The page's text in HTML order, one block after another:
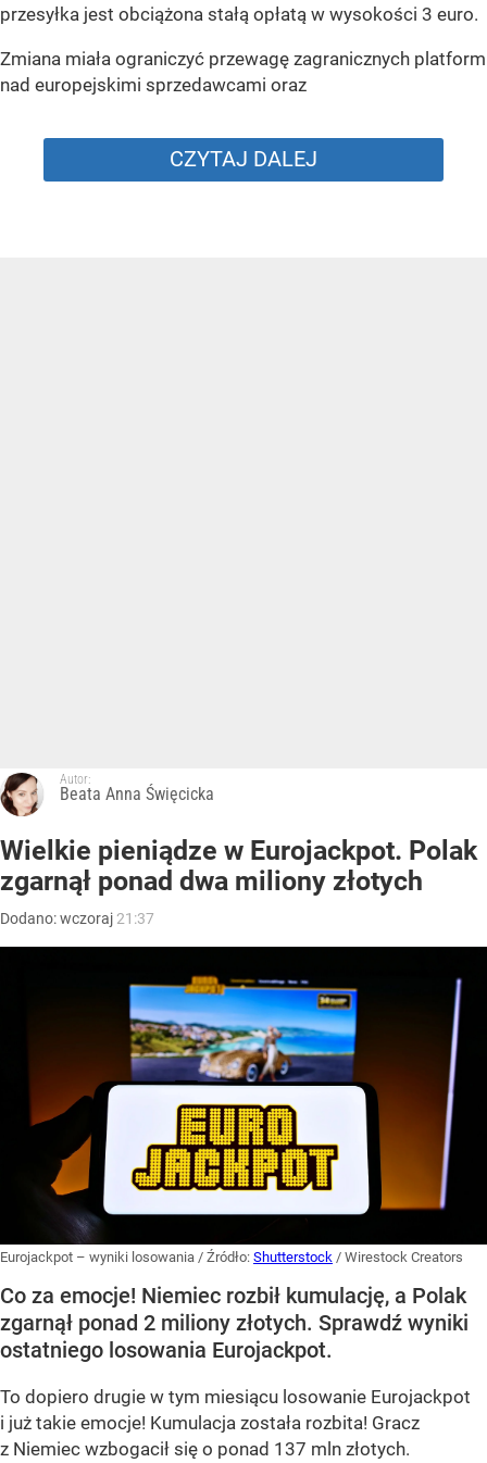
przesyłka jest obciążona stałą opłatą w wysokości 3 euro.
Zmiana miała ograniczyć przewagę zagranicznych platform
nad europejskimi sprzedawcami oraz
CZYTAJ DALEJ
Autor:
Beata Anna Święcicka
Wielkie pieniądze w Eurojackpot. Polak
zgarnął ponad dwa miliony złotych
Dodano:wczoraj 21:37
Eurojackpot – wyniki losowania / Źródło: Shutterstock / Wirestock Creators
Co za emocje! Niemiec rozbił kumulację, a Polak
zgarnął ponad 2 miliony złotych. Sprawdź wyniki
ostatniego losowania Eurojackpot.
To dopiero drugie w tym miesiącu losowanie Eurojackpot
i już takie emocje! Kumulacja została rozbita! Gracz
z Niemiec wzbogacił się o ponad 137 mln złotych.